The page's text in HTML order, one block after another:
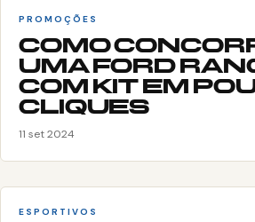
PROMOÇÕES
COMO
UMA FORD
COM KIT EM
CLIQUES
11 set 2024
ESPORTIVOS